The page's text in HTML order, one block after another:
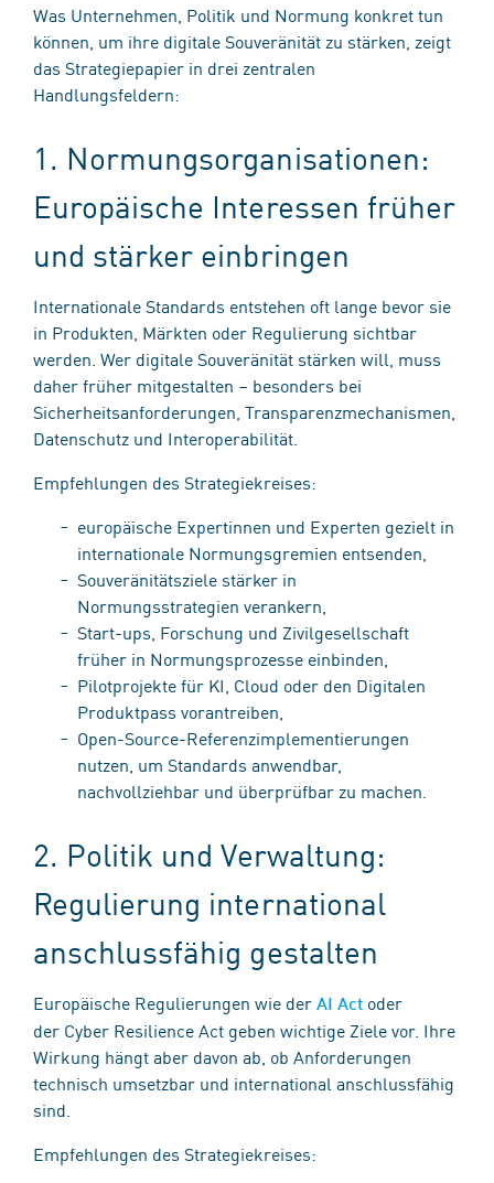
Was Unternehmen, Politik und Normung konkret tun
können, um ihre digitale Souveränität zu stärken, zeigt
das Strategiepapier in drei zentralen
Handlungsfeldern:
1. Normungsorganisationen:
Europäische Interessen früher
und stärker einbringen
Internationale Standards entstehen oft lange bevor sie
in Produkten, Märkten oder Regulierung sichtbar
werden. Wer digitale Souveränität stärken will, muss
daher früher mitgestalten – besonders bei
Sicherheitsanforderungen, Transparenzmechanismen,
Datenschutz und Interoperabilität.
Empfehlungen des Strategiekreises:
europäische Expertinnen und Experten gezielt in
internationale Normungsgremien entsenden,
Souveränitätsziele stärker in
Normungsstrategien verankern,
Start-ups, Forschung und Zivilgesellschaft
früher in Normungsprozesse einbinden,
Pilotprojekte für KI, Cloud oder den Digitalen
Produktpass vorantreiben,
Open-Source-Referenzimplementierungen
nutzen, um Standards anwendbar,
nachvollziehbar und überprüfbar zu machen.
2. Politik und Verwaltung:
Regulierung international
anschlussfähig gestalten
Europäische Regulierungen wie der AI Act oder
der Cyber Resilience Act geben wichtige Ziele vor. Ihre
Wirkung hängt aber davon ab, ob Anforderungen
technisch umsetzbar und international anschlussfähig
sind.
Empfehlungen des Strategiekreises: